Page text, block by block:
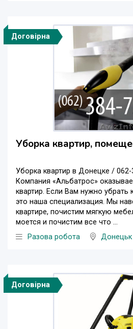
Договірна
Уборка квартир,
Уборка квартир в Донецке /
Компания «Альбатрос»
квартир. Если Вам нужно убрать
это наша специализация. Мы
квартире, почистим мягкую
моется и почистим все что ...
Разова робота
Донецьк
Договірна